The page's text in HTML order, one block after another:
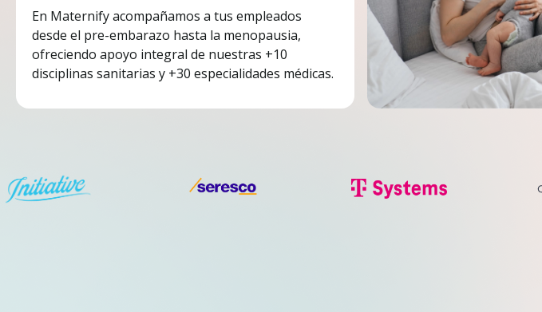
En Maternify acompañamos a tus empleados
desde el pre-embarazo hasta la menopausia,
ofreciendo apoyo integral de nuestras +10
disciplinas sanitarias y +30 especialidades médicas.